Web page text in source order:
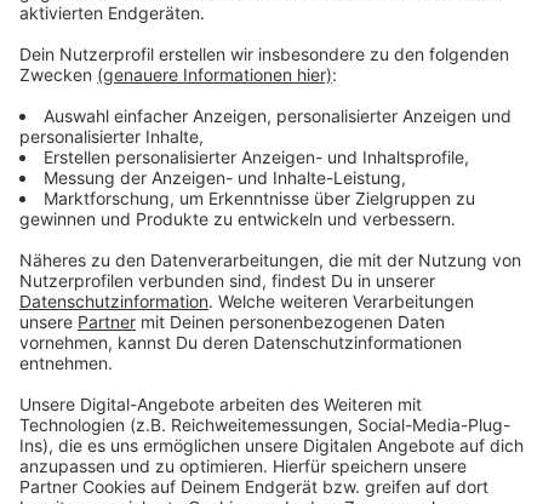
Anreise am besten mit öffentlichen
Verkehrsmitteln
Anzeige
Als Anreise werden die öffentlichen Verkehrsmittel
empfohlen. Ab dem Parkplatz am Staufenplatz und
dem Metro-Parkplatz an der Schlüterstraße fahren
kostenlose Shuttlebusse hoch auf den Grafenberg.
Anzeige
Weitere Infos und Links zum Thema:
Anzeige